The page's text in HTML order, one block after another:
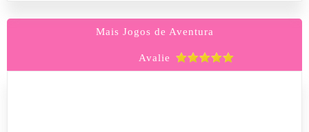
Mais Jogos de Aventura
Avalie